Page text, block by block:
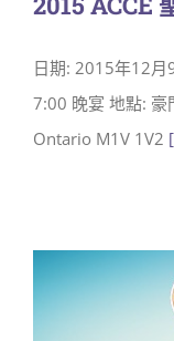
日期: 2015年12月
7:00 晚宴 地點:
Ontario M1V 1V2